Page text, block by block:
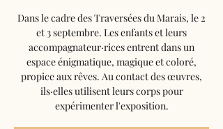
Dans le cadre des Traversées du Marais, le 2
et 3 septembre. Les enfants et leurs
accompagnateur·rices entrent dans un
espace énigmatique, magique et coloré,
propice aux rêves. Au contact des œuvres,
ils·elles utilisent leurs corps pour
expérimenter l'exposition.